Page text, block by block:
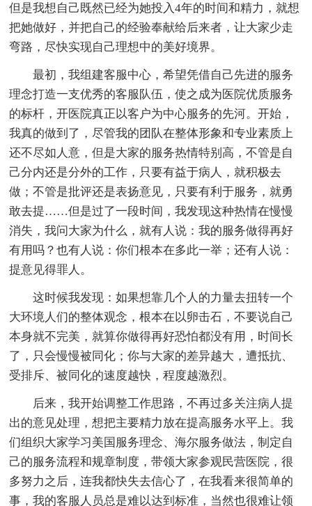
但是我想自己既然已经为她投入4年的时间和精力，就想
把她做好，并把自己的经验奉献给后来者，让大家少走
弯路，尽快实现自己理想中的美好境界。
最初，我组建客服中心，希望凭借自己先进的服务
理念打造一支优秀的客服队伍，使之成为医院优质服务
的标杆，开医院真正以客户为中心服务的先河。开始，
我真的做到了，尽管我的团队在整体形象和专业素质上
还不尽如人意，但是大家的服务热情特别高，不管是自
己分内还是分外的工作，只要有益于病人，就积极去
做；不管是批评还是表扬意见，只要有利于服务，就勇
敢去提……但是过了一段时间，我发现这种热情在慢慢
消失，我问大家为什么，就有人说：我的服务做得再好
有用吗？也有人说：你们根本在多此一举；还有人说：
提意见得罪人。
这时候我发现：如果想靠几个人的力量去扭转一个
大环境人们的整体观念，根本在以卵击石，不要说自己
本身就不完美，就算你做得再好恐怕都没有用，时间长
了，只会慢慢被同化；你与大家的差异越大，遭抵抗、
受排斥、被同化的速度越快，程度越激烈。
后来，我开始调整工作思路，不再过多关注病人提
出的意见处理，想把主要精力放在提高服务水平上。我
们组织大家学习美国服务理念、海尔服务做法，制定自
己的服务流程和规章制度，带领大家参观民营医院，很
多努力之后，连我都快失去信心了，在我看来很简单的
事，我的客服人员总是难以达到标准，当然也很难让领